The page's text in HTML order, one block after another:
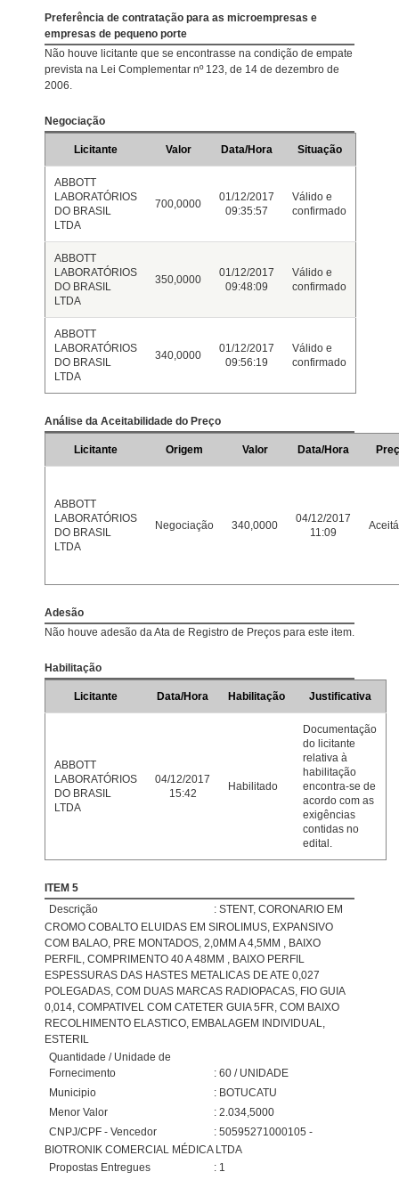
Preferência de contratação para as microempresas e
empresas de pequeno porte
Não houve licitante que se encontrasse na condição de empate
prevista na Lei Complementar nº 123, de 14 de dezembro de
2006.
Negociação
Licitante Valor Data/Hora Situação
ABBOTT
LABORATÓRIOS
DO BRASIL
LTDA
700,0000
01/12/2017
09:35:57
Válido e
confirmado
ABBOTT
LABORATÓRIOS
DO BRASIL
LTDA
350,0000
01/12/2017
09:48:09
Válido e
confirmado
ABBOTT
LABORATÓRIOS
DO BRASIL
LTDA
340,0000
01/12/2017
09:56:19
Válido e
confirmado
Análise da Aceitabilidade do Preço
Licitante Origem Valor Data/Hora
ABBOTT
LABORATÓRIOS
DO BRASIL
LTDA
Negociação 340,0000
04/12/2017
11:09
Adesão
Não houve adesão da Ata de Registro de Preços para este item.
Habilitação
Licitante Data/Hora Habilitação Justificativa
ABBOTT
LABORATÓRIOS
DO BRASIL
LTDA
04/12/2017
15:42
Habilitado
Documentação
do licitante
relativa à
habilitação
encontra-se de
acordo com as
exigências
contidas no
edital.
ITEM 5
Descrição
: STENT, CORONARIO EM
CROMO COBALTO ELUIDAS EM SIROLIMUS, EXPANSIVO
COM BALAO, PRE MONTADOS, 2,0MM A 4,5MM , BAIXO
PERFIL, COMPRIMENTO 40 A 48MM , BAIXO PERFIL
ESPESSURAS DAS HASTES METALICAS DE ATE 0,027
POLEGADAS, COM DUAS MARCAS RADIOPACAS, FIO GUIA
0,014, COMPATIVEL COM CATETER GUIA 5FR, COM BAIXO
RECOLHIMENTO ELASTICO, EMBALAGEM INDIVIDUAL,
ESTERIL
Quantidade / Unidade de
Fornecimento
: 60 / UNIDADE
Municipio
: BOTUCATU
Menor Valor
: 2.034,5000
CNPJ/CPF - Vencedor
: 50595271000105 -
BIOTRONIK COMERCIAL MÉDICA LTDA
Propostas Entregues
: 1